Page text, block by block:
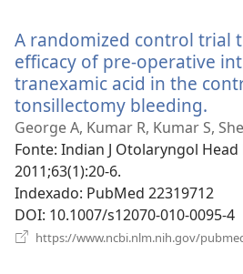
A randomized control trial
efficacy of pre-operative
tranexamic acid in the
tonsillectomy bleeding.
George A, Kumar R, Kumar S,
Fonte‎: Indian J Otolaryngol Head
2011;63(1):20-6.
Indexado‎: PubMed 22319712
DOI‎: 10.1007/s12070-010-0095-4
https://www.ncbi.nlm.nih.gov/